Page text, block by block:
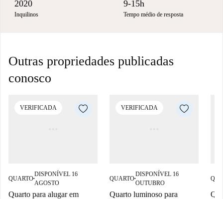
2020
Inquilinos
9-15h
Tempo médio de resposta
Outras propriedades publicadas
conosco
VERIFICADA
QUARTO■
DISPONÍVEL 16
AGOSTO
Quarto para alugar em
VERIFICADA
QUARTO■
DISPONÍVEL 16
OUTUBRO
Quarto luminoso para